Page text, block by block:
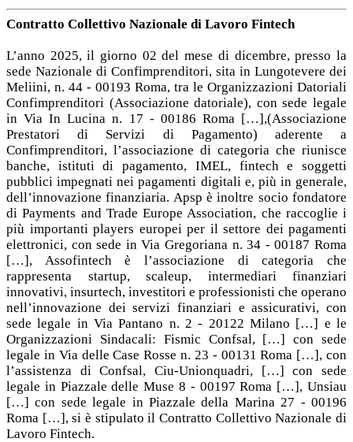
Contratto Collettivo Nazionale di Lavoro Fintech
L’anno 2025, il giorno 02 del mese di dicembre, presso la
sede Nazionale di Confimprenditori, sita in Lungotevere dei
Meliini, n. 44 - 00193 Roma, tra le Organizzazioni Datoriali
Confimprenditori (Associazione datoriale), con sede legale
in Via In Lucina n. 17 - 00186 Roma […],(Associazione
Prestatori di Servizi di Pagamento) aderente a
Confimprenditori, l’associazione di categoria che riunisce
banche, istituti di pagamento, IMEL, fintech e soggetti
pubblici impegnati nei pagamenti digitali e, più in generale,
dell’innovazione finanziaria. Apsp è inoltre socio fondatore
di Payments and Trade Europe Association, che raccoglie i
più importanti players europei per il settore dei pagamenti
elettronici, con sede in Via Gregoriana n. 34 - 00187 Roma
[…], Assofintech è l’associazione di categoria che
rappresenta startup, scaleup, intermediari finanziari
innovativi, insurtech, investitori e professionisti che operano
nell’innovazione dei servizi finanziari e assicurativi, con
sede legale in Via Pantano n. 2 - 20122 Milano […] e le
Organizzazioni Sindacali: Fismic Confsal, […] con sede
legale in Via delle Case Rosse n. 23 - 00131 Roma […], con
l’assistenza di Confsal, Ciu-Unionquadri, […] con sede
legale in Piazzale delle Muse 8 - 00197 Roma […], Unsiau
[…] con sede legale in Piazzale della Marina 27 - 00196
Roma […], si è stipulato il Contratto Collettivo Nazionale di
Lavoro Fintech.